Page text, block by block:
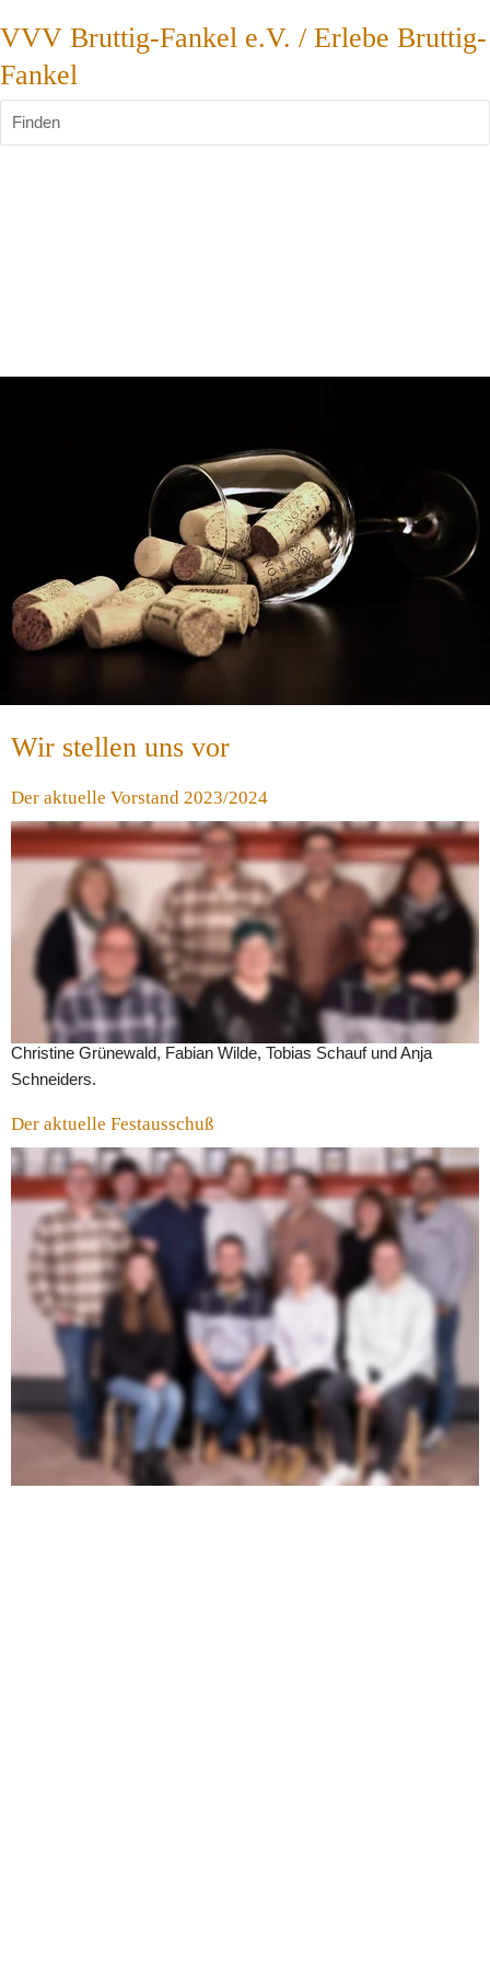
VVV Bruttig-Fankel e.V. / Erlebe Bruttig-
Fankel
Finden
Wir stellen uns vor
Der aktuelle Vorstand 2023/2024
Wir als „neuer Vorstand“ kümmern uns im Ort um die Belange
des Tourismus und der Ortsverschönerung. Getreu nach
unserem Motto „Neues und Altes verbinden“ treffen wir
Entscheidungen stets nach der wichtigsten Leitlinie des Vereins:
die Erhaltung sowie Weiterentwicklung von Bruttig-Fankel als
einen lebenswerten und attraktiven Weinort für Bewohner und
Gäste.
V.l.n.r: Heike Schneiders, Stefan Grünewald, Lothar Schneiders,
Christine Grünewald, Fabian Wilde, Tobias Schauf und Anja
Schneiders.
Der aktuelle Festausschuß
Unser Winzerfest in Bruttig ist über die Grenzen von Rheinland-
Pfalz bekannt. Damit das Fest auch reibungslos verläuft, wird seit
dem Jahr 2022 der Festausschuss gebildet. Der Ausschuss ist
das zentrale Planungs- und Ausführungsorgan für das jährliche
Winzerfest und setzt sich aus Teilen des Vorstandes,
Vereinsmitgliedern und engagierten Bürgern zusammen.
Möchtest auch du das Bruttiger Winzerfest aktiv mitgestalten?
Dann melde dich bei uns! Über deine Ideen und Hilfe freuen wir
uns sehr. 😊